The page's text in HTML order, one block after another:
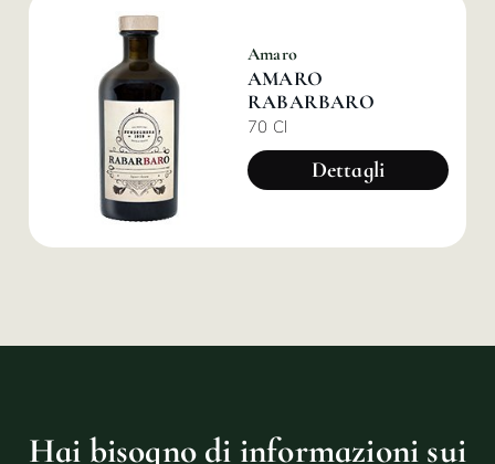
Amaro
AMARO
RABARBARO
70 Cl
Dettagli
Hai bisogno di informazioni sui